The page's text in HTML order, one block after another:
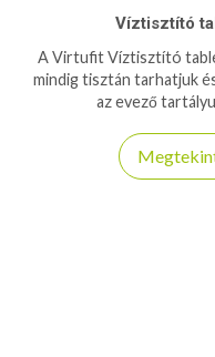
Víztisztító
A Virtufit Víztisztító
mindig tisztán tarhatjuk
az evező